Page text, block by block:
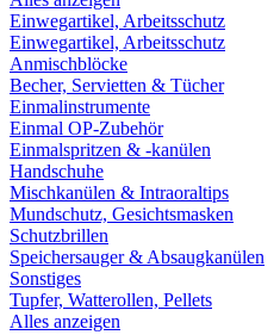
Einwegartikel, Arbeitsschutz
Einwegartikel, Arbeitsschutz
Anmischblöcke
Becher, Servietten & Tücher
Einmalinstrumente
Einmal OP-Zubehör
Einmalspritzen & -kanülen
Handschuhe
Mischkanülen & Intraoraltips
Mundschutz, Gesichtsmasken
Schutzbrillen
Speichersauger & Absaugkanülen
Sonstiges
Tupfer, Watterollen, Pellets
Alles anzeigen